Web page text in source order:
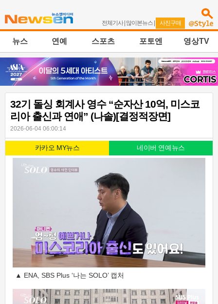
전체기사| 많이본뉴스 | 사진구매
뉴스 연예 스포츠 포토엔 영상TV
32기 돌싱 회계사 영수 “순자산 10억, 미스코
리아 출신과 연애” (나솔)[결정적장면]
2026-06-04 06:00:14
카카오 MY뉴스 네이버 연예뉴스
▲ ENA, SBS Plus ‘나는 SOLO’ 캡처